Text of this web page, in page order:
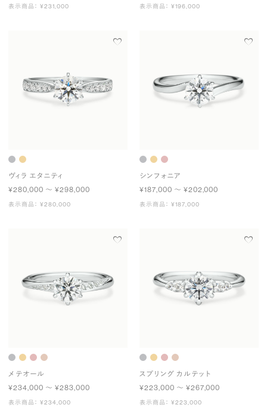
表示商品： ¥231,000 表示商品： ¥196,000
ヴィラ エタニティ
¥280,000 〜 ¥298,000
表示商品： ¥280,000
シンフォニア
¥187,000 〜 ¥202,000
表示商品： ¥187,000
メテオール
¥234,000 〜 ¥283,000
表示商品： ¥234,000
スプリング カルテット
¥223,000 〜 ¥267,000
表示商品： ¥223,000